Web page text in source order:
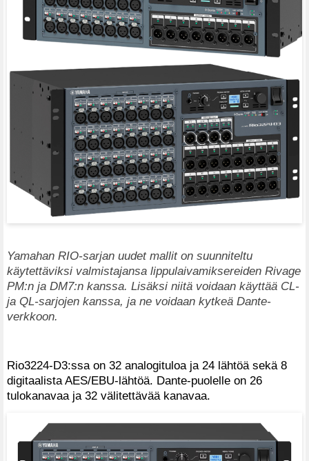
Yamahan RIO-sarjan uudet mallit on suunniteltu
käytettäviksi valmistajansa lippulaivamiksereiden Rivage
PM:n ja DM7:n kanssa. Lisäksi niitä voidaan käyttää CL-
ja QL-sarjojen kanssa, ja ne voidaan kytkeä Dante-
verkkoon.
Rio3224-D3:ssa on 32 analogituloa ja 24 lähtöä sekä 8
digitaalista AES/EBU-lähtöä. Dante-puolelle on 26
tulokanavaa ja 32 välitettävää kanavaa.